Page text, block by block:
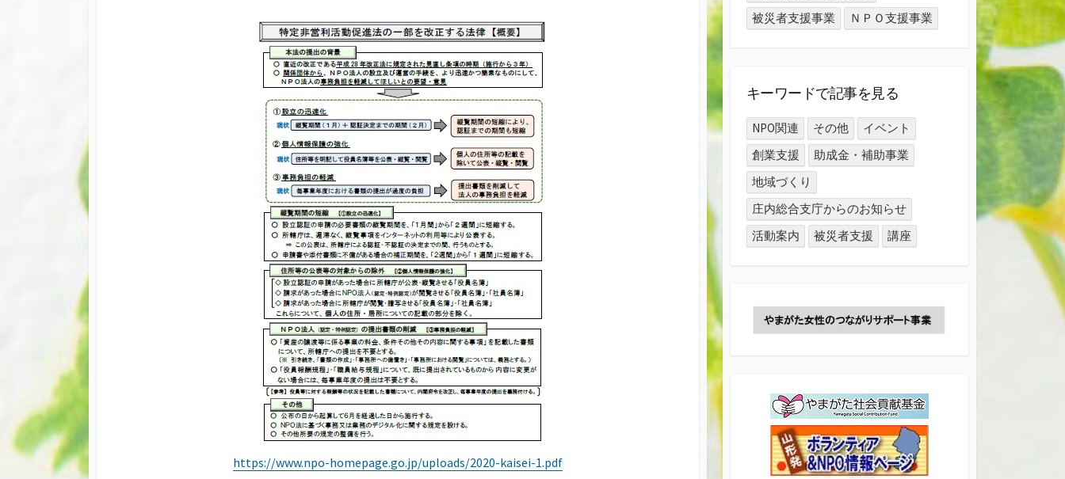
https://www.npo-homepage.go.jp/uploads/2020-kaisei-1.pdf
被災者支援事業
ＮＰＯ支援事業
キーワードで記事を見る
NPO関連 その他
イベント
創業支援
助成金・補助事業
地域づくり
庄内総合支庁からのお知らせ
活動案内
被災者支援 講座